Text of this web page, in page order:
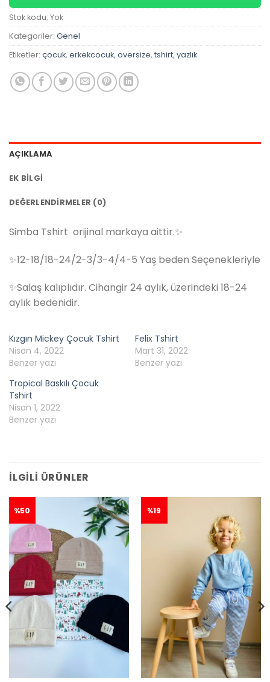
Stok kodu: Yok
Kategoriler: Genel
Etiketler: çocuk, erkekcocuk, oversize, tshirt, yazlık
AÇIKLAMA
EK BILGI
DEĞERLENDIRMELER (0)
Simba Tshirt orijinal markaya aittir.✨
✨12-18/18-24/2-3/3-4/4-5 Yaş beden Seçenekleriyle
✨Salaş kalıplıdır. Cihangir 24 aylık, üzerindeki 18-24
aylık bedenidir.
Kızgın Mickey Çocuk Tshirt
Nisan 4, 2022
Benzer yazı
Felix Tshirt
Mart 31, 2022
Benzer yazı
Tropical Baskılı Çocuk
Tshirt
Nisan 1, 2022
Benzer yazı
İLGILI ÜRÜNLER
%50 %19